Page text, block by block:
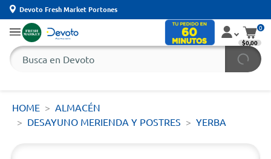
Devoto Fresh Market Portones
0
$0,00
HOME
ALMACÉN
DESAYUNO MERIENDA Y POSTRES
YERBA